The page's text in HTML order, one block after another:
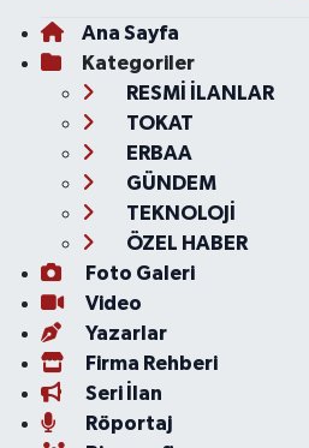
Ana Sayfa
Kategoriler
RESMİ İLANLAR
TOKAT
ERBAA
GÜNDEM
TEKNOLOJİ
ÖZEL HABER
Foto Galeri
Video
Yazarlar
Firma Rehberi
Seri İlan
Röportaj